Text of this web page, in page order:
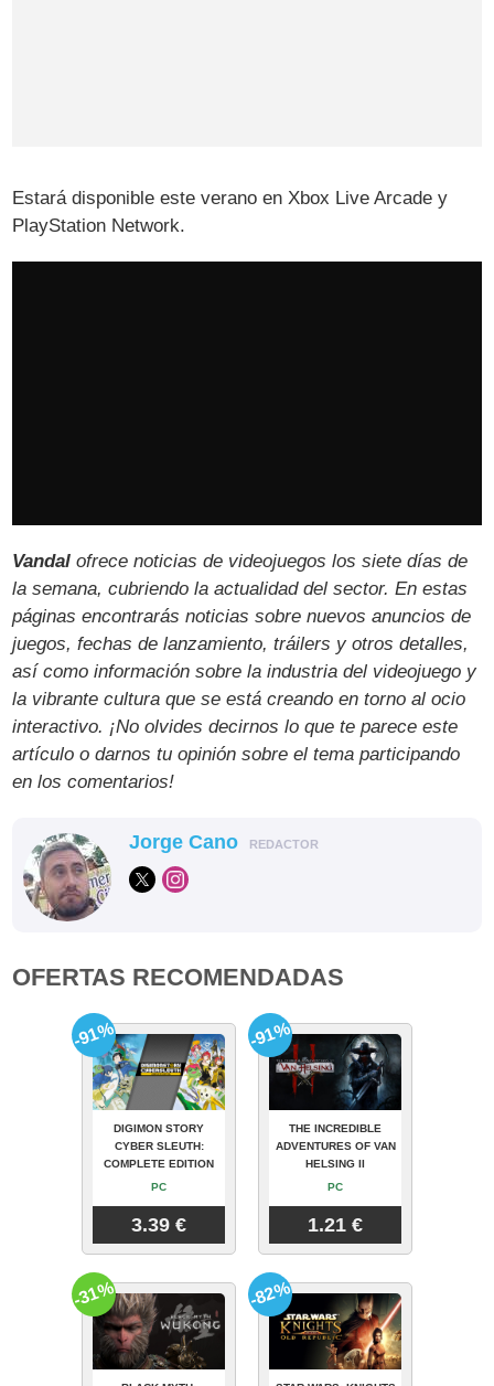
Estará disponible este verano en Xbox Live Arcade y
PlayStation Network.
Vandal ofrece noticias de videojuegos los siete días de
la semana, cubriendo la actualidad del sector. En estas
páginas encontrarás noticias sobre nuevos anuncios de
juegos, fechas de lanzamiento, tráilers y otros detalles,
así como información sobre la industria del videojuego y
la vibrante cultura que se está creando en torno al ocio
interactivo. ¡No olvides decirnos lo que te parece este
artículo o darnos tu opinión sobre el tema participando
en los comentarios!
Jorge Cano REDACTOR
OFERTAS RECOMENDADAS
DIGIMON STORY
CYBER SLEUTH:
COMPLETE EDITION
PC
3.39 €
-91%
THE INCREDIBLE
ADVENTURES OF VAN
HELSING II
PC
1.21 €
-91%
-31% -82%